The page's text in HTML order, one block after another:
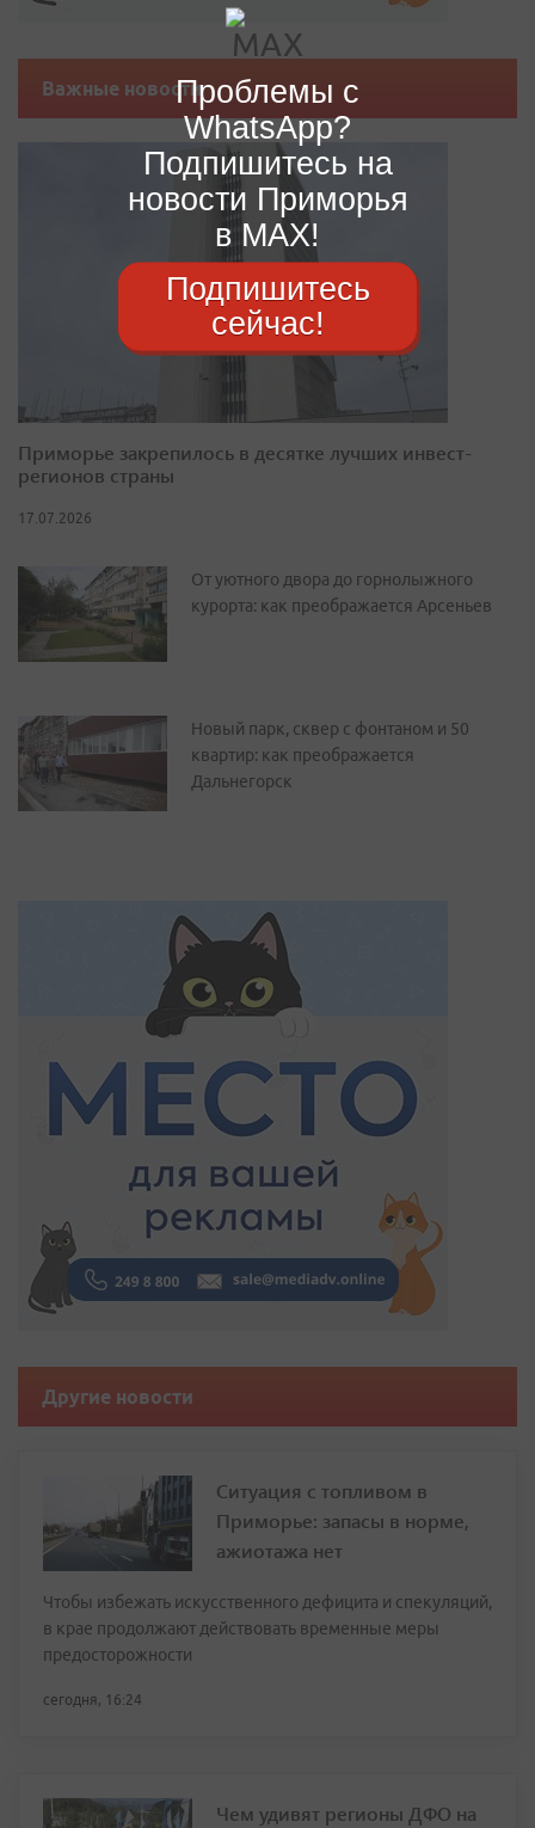
Важные новости
Приморье закрепилось в десятке лучших инвест-
регионов страны
17.07.2026
От уютного двора до горнолыжного
курорта: как преображается Арсеньев
Новый парк, сквер с фонтаном и 50
квартир: как преображается
Дальнегорск
Другие новости
Ситуация с топливом в
Приморье: запасы в норме,
ажиотажа нет
Чтобы избежать искусственного дефицита и спекуляций,
в крае продолжают действовать временные меры
предосторожности
сегодня, 16:24
Чем удивят регионы ДФО на
Проблемы с
WhatsApp?
Подпишитесь на
новости Приморья
в MAX!
Подпишитесь
сейчас!